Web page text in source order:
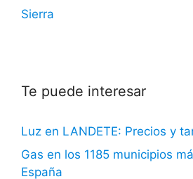
Sierra
Te puede interesar
Luz en LANDETE: Precios y
Gas en los 1185 municipios
España